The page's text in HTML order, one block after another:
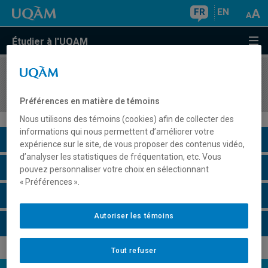
FR EN
Étudier à l'UQAM
COURS//
Description du cours
Horaire - Été 2026
Préférences en matière de témoins
Nous utilisons des témoins (cookies) afin de collecter des
informations qui nous permettent d’améliorer votre
expérience sur le site, de vous proposer des contenus vidéo,
d’analyser les statistiques de fréquentation, etc. Vous
pouvez personnaliser votre choix en sélectionnant
« Préférences ».
Tout refuser
Autoriser les témoins